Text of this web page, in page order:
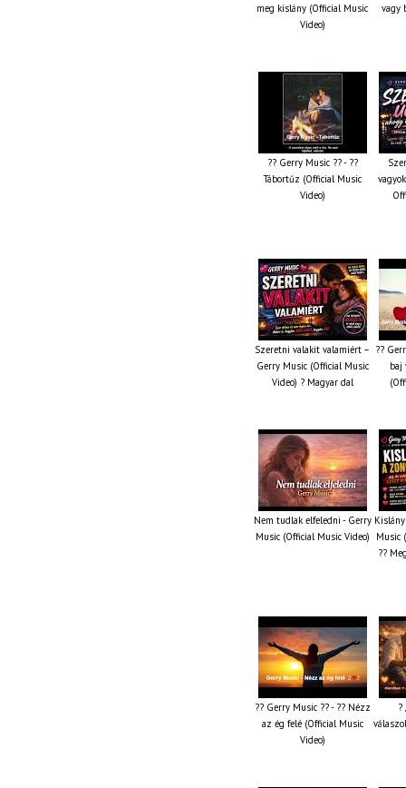
meg kislány (Official Music
Video)
vagy
?? Gerry Music ?? - ??
Tábortűz (Official Music
Video)
Szeretni valakit valamiért –
Gerry Music (Official Music
Video) ? Magyar dal
??
baj
Nem tudlak elfeledni - Gerry
Music (Official Music Video)
Music
??
?? Gerry Music ?? - ?? Nézz
az ég felé (Official Music
Video)
?